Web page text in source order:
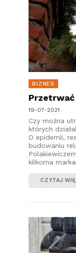
BIZNES
Przetrwać
19-07-2021
Czy można
których
O epidemii,
budowaniu
kilkoma
CZYTAJ